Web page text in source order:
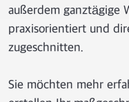
außerdem ganztägige
praxisorientiert und
zugeschnitten.
Sie möchten mehr